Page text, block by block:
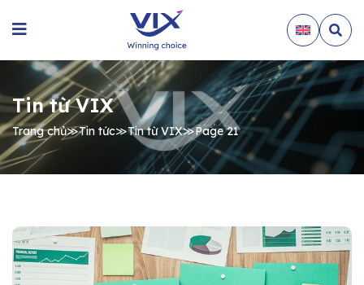
Tin từ VIX
Trang chủ≫Tin tức≫Tin từ VIX≫Page 21